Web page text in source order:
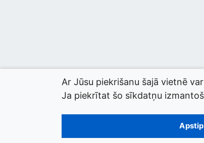
© 2026 termini.gov.lv. Izstrādātājs:
Ar Jūsu piekrišanu šajā vietnē
Ja piekrītat šo sīkdatņu